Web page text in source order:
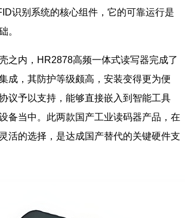
识别系统的核心组件，它的可靠运行是
。
之内，HR2878高频一体式读写器完成了
成，其防护等级颇高，安装变得更为便
议予以支持，能够直接嵌入到智能工具
备当中。此两款国产工业读码器产品，在
活的选择，是达成国产替代的关键硬件支